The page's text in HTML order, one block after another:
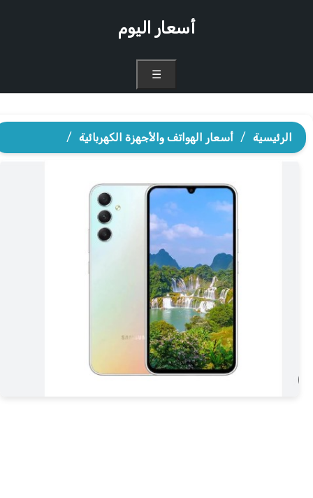
أسعار اليوم
الرئيسية / أسعار الهواتف والأجهزة الكهربائية /